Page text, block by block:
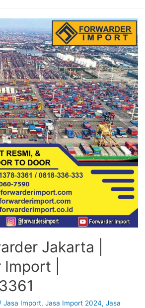
Jakarta |
|
Jasa Import, Jasa Import 2024, Jasa